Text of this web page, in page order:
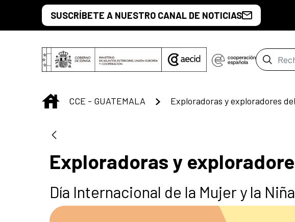
Saut au contenu principal
SUSCRÍBETE A NUESTRO CANAL DE NOTICIAS
Barre
INICIO
CCE - GUATEMALA
Exploradoras y
Día Internacional de la Mujer y la